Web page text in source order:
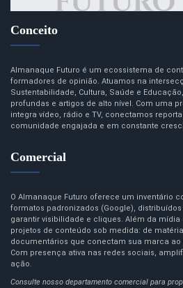
Conceito
Almanaque Futuro é um ecossistema de
formadores de opinião. Atuamos na
Sustentabilidade, Cultura, Saúde e
profundas e artigos de alto nível. Com uma
integra vídeo, rádio e TV, conectamos
comunidade engajada e em constante
Comercial
O Almanaque Futuro oferece um inventário
formatos padronizados (Google),
garantir visibilidade e cliques. Além da mídia
projetos de conteúdo sob medida: de
documentários que conectam sua marca
Com presença ativa nas redes sociais,
ação.
Consulte nosso departamento comercial para